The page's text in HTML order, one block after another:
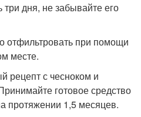
дня, не забывайте его
отфильтровать при помощи
месте.
рецепт с чесноком и
готовое средство
протяжении 1,5 месяцев.